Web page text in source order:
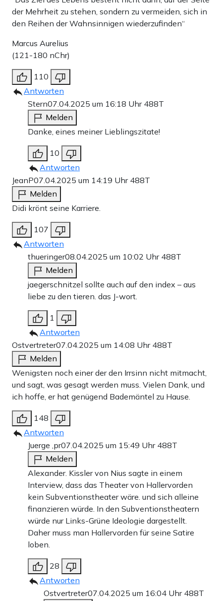
der Mehrheit zu stehen, sondern zu vermeiden, sich in
den Reihen der Wahnsinnigen wiederzufinden“
Marcus Aurelius
(121-180 nChr)
110
Antworten
Stern07.04.2025 um 16:18 Uhr 488T
Melden
Danke, eines meiner Lieblingszitate!
10
Antworten
JeanP07.04.2025 um 14:19 Uhr 488T
Melden
Didi krönt seine Karriere.
107
Antworten
thueringer08.04.2025 um 10:02 Uhr 488T
Melden
jaegerschnitzel sollte auch auf den index – aus
liebe zu den tieren. das J-wort.
1
Antworten
Ostvertreter07.04.2025 um 14:08 Uhr 488T
Melden
Wenigsten noch einer der den Irrsinn nicht mitmacht,
und sagt, was gesagt werden muss. Vielen Dank, und
ich hoffe, er hat genügend Bademäntel zu Hause.
148
Antworten
Juerge ,pr07.04.2025 um 15:49 Uhr 488T
Melden
Alexander. Kissler von Nius sagte in einem
Interview, dass das Theater von Hallervorden
kein Subventionstheater wäre. und sich alleine
finanzieren würde. In den Subventionstheatern
würde nur Links-Grüne Ideologie dargestellt.
Daher muss man Hallervorden für seine Satire
loben.
28
Antworten
Ostvertreter07.04.2025 um 16:04 Uhr 488T